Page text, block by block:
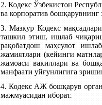
2. Кодекс Ўзбекистон
ва корпоратив бошқарувнинг
3. Мазкур Кодекс
ташкил этиш, ишлаб
рақобатдош маҳсулот
жамиятлари (кейинги
жамоаси вакиллари ва
манфаати уйғунлигига
4. Кодекс АЖ бошқарув
мажмуасидан иборат.